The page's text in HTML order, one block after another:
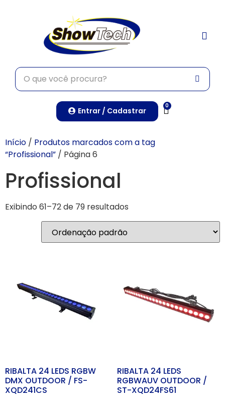
Entrar / Cadastrar
0
Início / Produtos marcados com a tag
“Profissional” / Página 6
Profissional
Exibindo 61–72 de 79 resultados
RIBALTA 24 LEDS RGBW
DMX OUTDOOR / FS-
XQD241CS
RIBALTA 24 LEDS
RGBWAUV OUTDOOR /
ST-XQD24FS61